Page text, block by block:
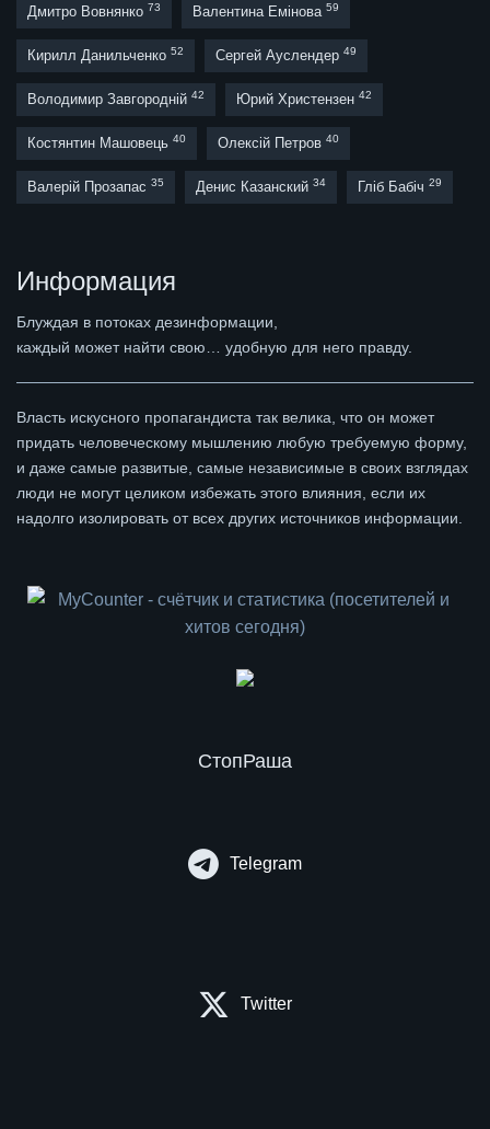
Дмитро Вовнянко 73 Валентина Емінова 59
Кирилл Данильченко 52 Сергей Ауслендер 49
Володимир Завгородній 42 Юрий Христензен 42
Костянтин Машовець 40 Олексій Петров 40
Валерій Прозапас 35 Денис Казанский 34 Гліб Бабіч 29
Информация
Блуждая в потоках дезинформации,
каждый может найти свою… удобную для него правду.
Власть искусного пропагандиста так велика, что он может
придать человеческому мышлению любую требуемую форму,
и даже самые развитые, самые независимые в своих взглядах
люди не могут целиком избежать этого влияния, если их
надолго изолировать от всех других источников информации.
СтопРаша
Telegram
Twitter